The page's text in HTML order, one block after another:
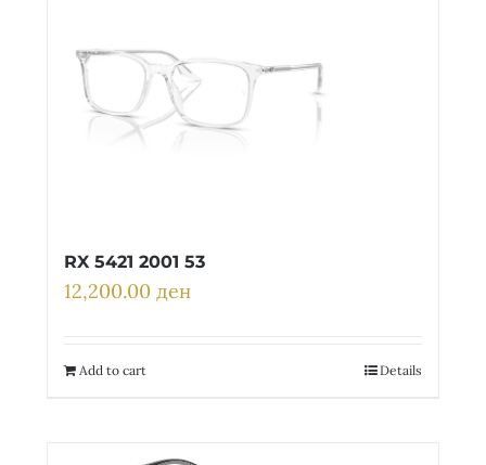
RX 5421 2001 53
12,200.00 ден
Add to cart Details